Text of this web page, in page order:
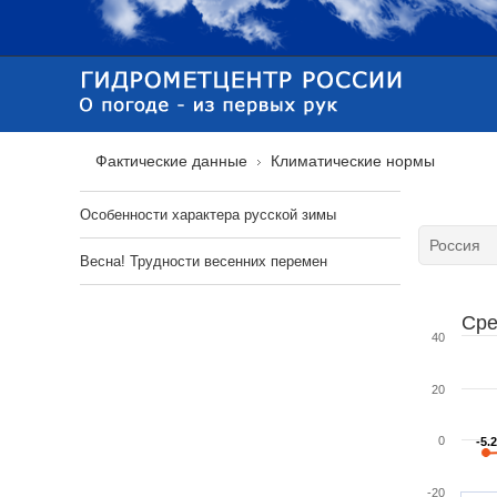
Фактические данные Климатические нормы
-5.2
-5.2
-20
0
20
40
Особенности характера русской зимы
Весна! Трудности весенних перемен